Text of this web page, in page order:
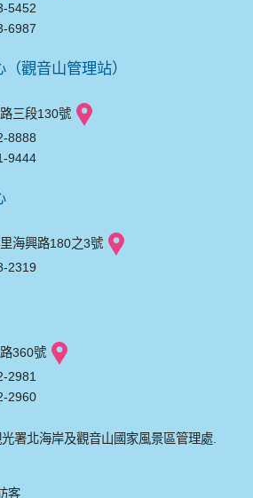
5452
6987
觀音山管理站）
三段130號
8888
9444
海興路180之3號
2319
360號
2981
2960
署北海岸及觀音山國家風景區管理處.
客